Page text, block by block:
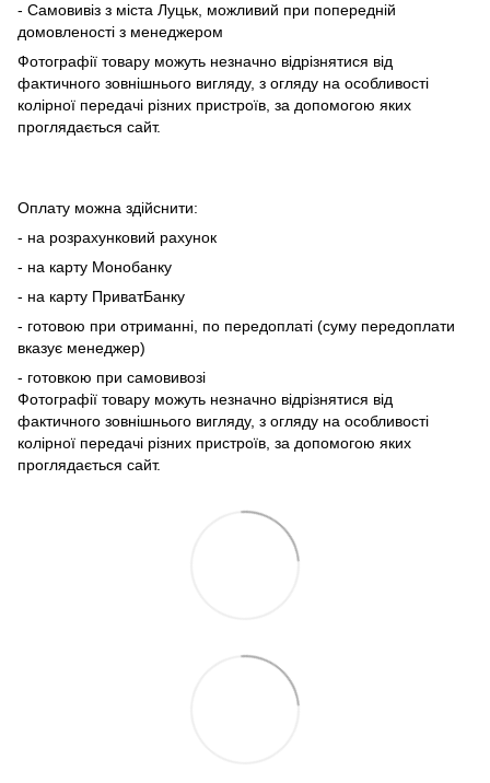
- Самовивіз з міста Луцьк, можливий при попередній
домовленості з менеджером
Фотографії товару можуть незначно відрізнятися від
фактичного зовнішнього вигляду, з огляду на особливості
колірної передачі різних пристроїв, за допомогою яких
проглядається сайт.
Оплату можна здійснити:
- на розрахунковий рахунок
- на карту Монобанку
- на карту ПриватБанку
- готовою при отриманні, по передоплаті (суму передоплати
вказує менеджер)
- готовкою при самовивозі
Фотографії товару можуть незначно відрізнятися від
фактичного зовнішнього вигляду, з огляду на особливості
колірної передачі різних пристроїв, за допомогою яких
проглядається сайт.